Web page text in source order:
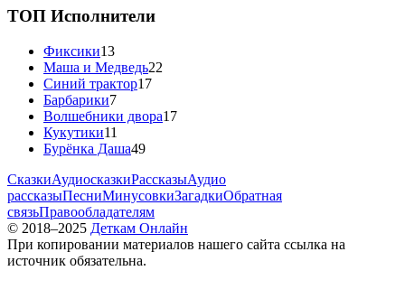
ТОП Исполнители
Фиксики13
Маша и Медведь22
Синий трактор17
Барбарики7
Волшебники двора17
Кукутики11
Бурёнка Даша49
СказкиАудиосказкиРассказыАудио
рассказыПесниМинусовкиЗагадкиОбратная
связьПравообладателям
© 2018–2025 Деткам Онлайн
При копировании материалов нашего сайта ссылка на
источник обязательна.